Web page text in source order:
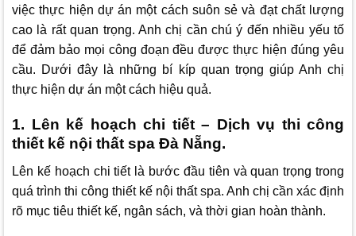
việc thực hiện dự án một cách suôn sẻ và đạt chất lượng
cao là rất quan trọng. Anh chị cần chú ý đến nhiều yếu tố
để đảm bảo mọi công đoạn đều được thực hiện đúng yêu
cầu. Dưới đây là những bí kíp quan trọng giúp Anh chị
thực hiện dự án một cách hiệu quả.
1. Lên kế hoạch chi tiết – Dịch vụ thi công
thiết kế nội thất spa Đà Nẵng.
Lên kế hoạch chi tiết là bước đầu tiên và quan trọng trong
quá trình thi công thiết kế nội thất spa. Anh chị cần xác định
rõ mục tiêu thiết kế, ngân sách, và thời gian hoàn thành.